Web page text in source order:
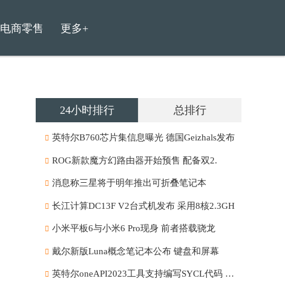
电商零售 更多+
24小时排行 总排行
英特尔B760芯片集信息曝光 德国Geizhals发布
ROG新款魔方幻路由器开始预售 配备双2.
消息称三星将于明年推出可折叠笔记本
长江计算DC13F V2台式机发布 采用8核2.3GH
小米平板6与小米6 Pro现身 前者搭载骁龙
戴尔新版Luna概念笔记本公布 键盘和屏幕
英特尔oneAPI2023工具支持编写SYCL代码 并引